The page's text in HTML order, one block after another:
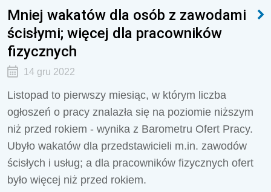
Mniej wakatów dla osób z zawodami
ścisłymi; więcej dla pracowników
fizycznych
14 gru 2022
Listopad to pierwszy miesiąc, w którym liczba
ogłoszeń o pracy znalazła się na poziomie niższym
niż przed rokiem - wynika z Barometru Ofert Pracy.
Ubyło wakatów dla przedstawicieli m.in. zawodów
ścisłych i usług; a dla pracowników fizycznych ofert
było więcej niż przed rokiem.